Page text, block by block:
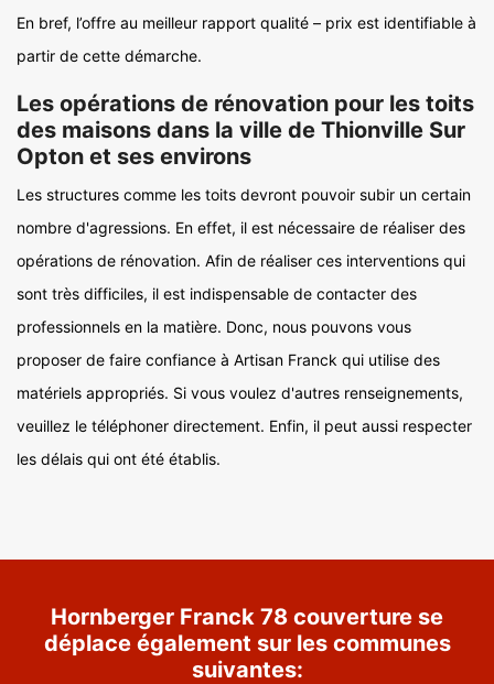
En bref, l’offre au meilleur rapport qualité – prix est identifiable à
partir de cette démarche.
Les opérations de rénovation pour les toits
des maisons dans la ville de Thionville Sur
Opton et ses environs
Les structures comme les toits devront pouvoir subir un certain
nombre d'agressions. En effet, il est nécessaire de réaliser des
opérations de rénovation. Afin de réaliser ces interventions qui
sont très difficiles, il est indispensable de contacter des
professionnels en la matière. Donc, nous pouvons vous
proposer de faire confiance à Artisan Franck qui utilise des
matériels appropriés. Si vous voulez d'autres renseignements,
veuillez le téléphoner directement. Enfin, il peut aussi respecter
les délais qui ont été établis.
Hornberger Franck 78 couverture se
déplace également sur les communes
suivantes: